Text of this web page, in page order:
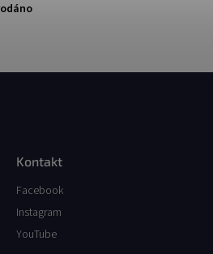
Kontakt
Facebook
Instagram
YouTube